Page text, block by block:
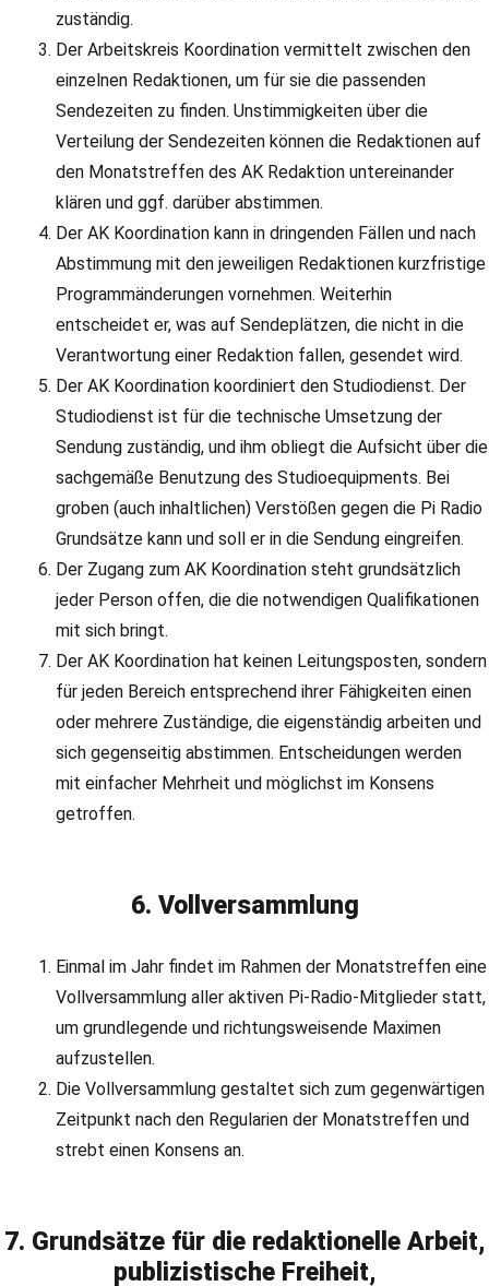
zuständig.
Der Arbeitskreis Koordination vermittelt zwischen den
einzelnen Redaktionen, um für sie die passenden
Sendezeiten zu finden. Unstimmigkeiten über die
Verteilung der Sendezeiten können die Redaktionen auf
den Monatstreffen des AK Redaktion untereinander
klären und ggf. darüber abstimmen.
Der AK Koordination kann in dringenden Fällen und nach
Abstimmung mit den jeweiligen Redaktionen kurzfristige
Programmänderungen vornehmen. Weiterhin
entscheidet er, was auf Sendeplätzen, die nicht in die
Verantwortung einer Redaktion fallen, gesendet wird.
Der AK Koordination koordiniert den Studiodienst. Der
Studiodienst ist für die technische Umsetzung der
Sendung zuständig, und ihm obliegt die Aufsicht über die
sachgemäße Benutzung des Studioequipments. Bei
groben (auch inhaltlichen) Verstößen gegen die Pi Radio
Grundsätze kann und soll er in die Sendung eingreifen.
Der Zugang zum AK Koordination steht grundsätzlich
jeder Person offen, die die notwendigen Qualifikationen
mit sich bringt.
Der AK Koordination hat keinen Leitungsposten, sondern
für jeden Bereich entsprechend ihrer Fähigkeiten einen
oder mehrere Zuständige, die eigenständig arbeiten und
sich gegenseitig abstimmen. Entscheidungen werden
mit einfacher Mehrheit und möglichst im Konsens
getroffen.
6. Vollversammlung
Einmal im Jahr findet im Rahmen der Monatstreffen eine
Vollversammlung aller aktiven Pi-Radio-Mitglieder statt,
um grundlegende und richtungsweisende Maximen
aufzustellen.
Die Vollversammlung gestaltet sich zum gegenwärtigen
Zeitpunkt nach den Regularien der Monatstreffen und
strebt einen Konsens an.
7. Grundsätze für die redaktionelle Arbeit,
publizistische Freiheit,